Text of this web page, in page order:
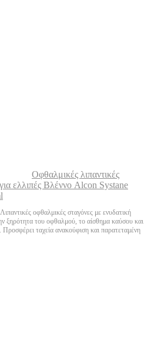
Oφθαλμικές λιπαντικές
ελλιπές Βλέννο Alcon Systane
Λιπαντικές οφθαλμικές σταγόνες με ενυδατική
ξηρότητα του οφθαλμού, το αίσθημα καύσου και
Προσφέρει ταχεία ανακούφιση και παρατεταμένη